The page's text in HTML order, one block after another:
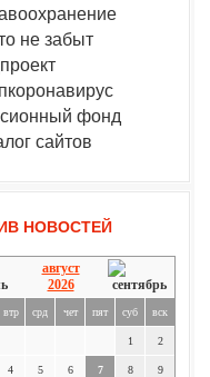
не забыт
фонд
сайтов
НОВОСТЕЙ
август
2026
втр срд чет пят суб вск
1 2
4 5 6 7 8 9